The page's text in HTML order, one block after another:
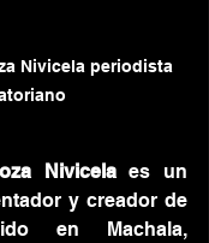
Nivicela periodista
Nivicela es un
y creador de
en Machala,